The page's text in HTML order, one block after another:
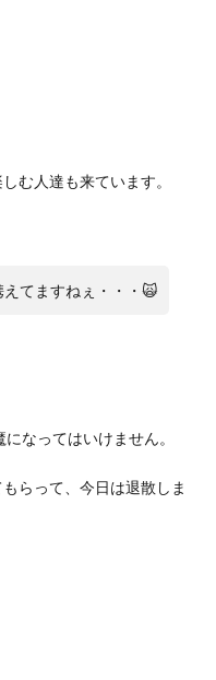
む人達も来ています。
てますねぇ・・・ 🙀
なってはいけません。
らって、今日は退散しま